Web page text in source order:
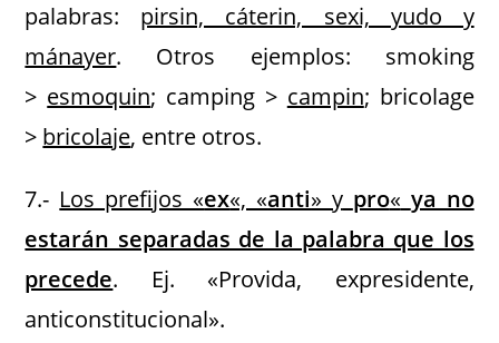
palabras: pirsin, cáterin, sexi, yudo y
mánayer. Otros ejemplos: smoking
> esmoquin; camping > campin; bricolage
> bricolaje, entre otros.
7.- Los prefijos «ex«, «anti» y pro« ya no
estarán separadas de la palabra que los
precede. Ej. «Provida, expresidente,
anticonstitucional».